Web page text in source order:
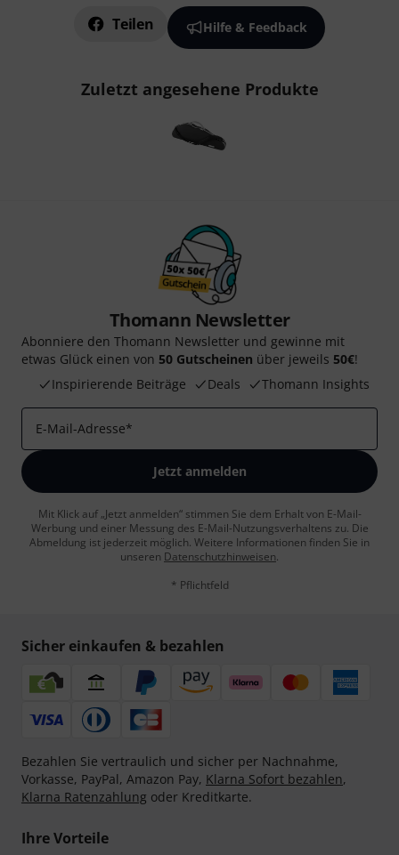
Teilen Hilfe & Feedback
Zuletzt angesehene Produkte
Thomann Newsletter
Abonniere den Thomann Newsletter und gewinne mit
etwas Glück einen von 50 Gutscheinen über jeweils 50€!
Inspirierende Beiträge
Deals Thomann Insights
E-Mail-Adresse*
Jetzt anmelden
Mit Klick auf „Jetzt anmelden“ stimmen Sie dem Erhalt von E-Mail-
Werbung und einer Messung des E-Mail-Nutzungsverhaltens zu. Die
Abmeldung ist jederzeit möglich. Weitere Informationen finden Sie in
unseren Datenschutzhinweisen.
* Pflichtfeld
Sicher einkaufen & bezahlen
Bezahlen Sie vertraulich und sicher per Nachnahme,
Vorkasse, PayPal, Amazon Pay, Klarna Sofort bezahlen,
Klarna Ratenzahlung oder Kreditkarte.
Ihre Vorteile